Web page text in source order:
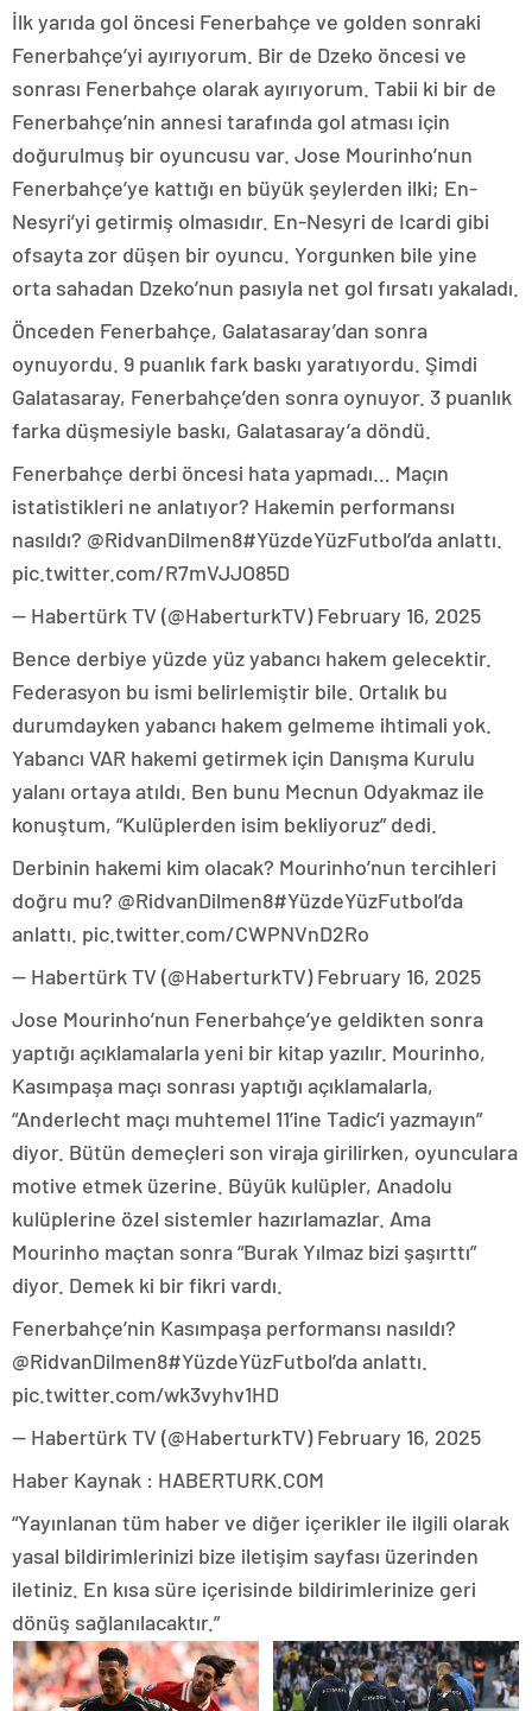
İlk yarıda gol öncesi Fenerbahçe ve golden sonraki
Fenerbahçe’yi ayırıyorum. Bir de Dzeko öncesi ve
sonrası Fenerbahçe olarak ayırıyorum. Tabii ki bir de
Fenerbahçe’nin annesi tarafında gol atması için
doğurulmuş bir oyuncusu var. Jose Mourinho’nun
Fenerbahçe’ye kattığı en büyük şeylerden ilki; En-
Nesyri’yi getirmiş olmasıdır. En-Nesyri de Icardi gibi
ofsayta zor düşen bir oyuncu. Yorgunken bile yine
orta sahadan Dzeko’nun pasıyla net gol fırsatı yakaladı.
Önceden Fenerbahçe, Galatasaray’dan sonra
oynuyordu. 9 puanlık fark baskı yaratıyordu. Şimdi
Galatasaray, Fenerbahçe’den sonra oynuyor. 3 puanlık
farka düşmesiyle baskı, Galatasaray’a döndü.
Fenerbahçe derbi öncesi hata yapmadı… Maçın
istatistikleri ne anlatıyor? Hakemin performansı
nasıldı? @RidvanDilmen8#YüzdeYüzFutbol’da anlattı.
pic.twitter.com/R7mVJJO85D
— Habertürk TV (@HaberturkTV) February 16, 2025
Bence derbiye yüzde yüz yabancı hakem gelecektir.
Federasyon bu ismi belirlemiştir bile. Ortalık bu
durumdayken yabancı hakem gelmeme ihtimali yok.
Yabancı VAR hakemi getirmek için Danışma Kurulu
yalanı ortaya atıldı. Ben bunu Mecnun Odyakmaz ile
konuştum, “Kulüplerden isim bekliyoruz” dedi.
Derbinin hakemi kim olacak? Mourinho’nun tercihleri
doğru mu? @RidvanDilmen8#YüzdeYüzFutbol’da
anlattı. pic.twitter.com/CWPNVnD2Ro
— Habertürk TV (@HaberturkTV) February 16, 2025
Jose Mourinho’nun Fenerbahçe’ye geldikten sonra
yaptığı açıklamalarla yeni bir kitap yazılır. Mourinho,
Kasımpaşa maçı sonrası yaptığı açıklamalarla,
“Anderlecht maçı muhtemel 11’ine Tadic’i yazmayın”
diyor. Bütün demeçleri son viraja girilirken, oyunculara
motive etmek üzerine. Büyük kulüpler, Anadolu
kulüplerine özel sistemler hazırlamazlar. Ama
Mourinho maçtan sonra “Burak Yılmaz bizi şaşırttı”
diyor. Demek ki bir fikri vardı.
Fenerbahçe’nin Kasımpaşa performansı nasıldı?
@RidvanDilmen8#YüzdeYüzFutbol’da anlattı.
pic.twitter.com/wk3vyhv1HD
— Habertürk TV (@HaberturkTV) February 16, 2025
Haber Kaynak : HABERTURK.COM
“Yayınlanan tüm haber ve diğer içerikler ile ilgili olarak
yasal bildirimlerinizi bize iletişim sayfası üzerinden
iletiniz. En kısa süre içerisinde bildirimlerinize geri
dönüş sağlanılacaktır.”